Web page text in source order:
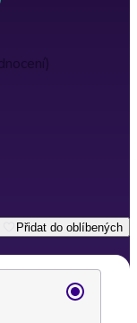
Přidat do oblíbených